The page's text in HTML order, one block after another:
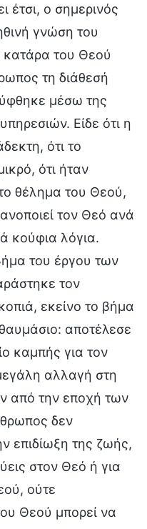
έτσι, ο σημερινός
γνώση του
του Θεού
τη διάθεσή
μέσω της
Είδε ότι η
ότι το
ότι ήταν
θέλημα του Θεού,
τον Θεό ανά
κούφια λόγια.
του έργου των
τον
εκείνο το βήμα
αποτέλεσε
καμπής για τον
αλλαγή στη
από την εποχή των
δεν
επιδίωξη της ζωής,
στον Θεό ή για
ούτε
Θεού μπορεί να